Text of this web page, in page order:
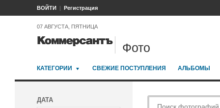
ВОЙТИ Регистрация
07 АВГУСТА, ПЯТНИЦА
Фото
КАТЕГОРИИ СВЕЖИЕ ПОСТУПЛЕНИЯ АЛЬБОМЫ
ДАТА